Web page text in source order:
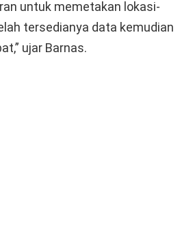
untuk memetakan lokasi-
tersedianya data kemudian
ujar Barnas.